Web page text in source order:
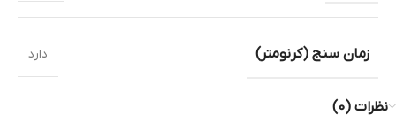
زمان سنج (کرنومتر) دارد
نظرات (0)